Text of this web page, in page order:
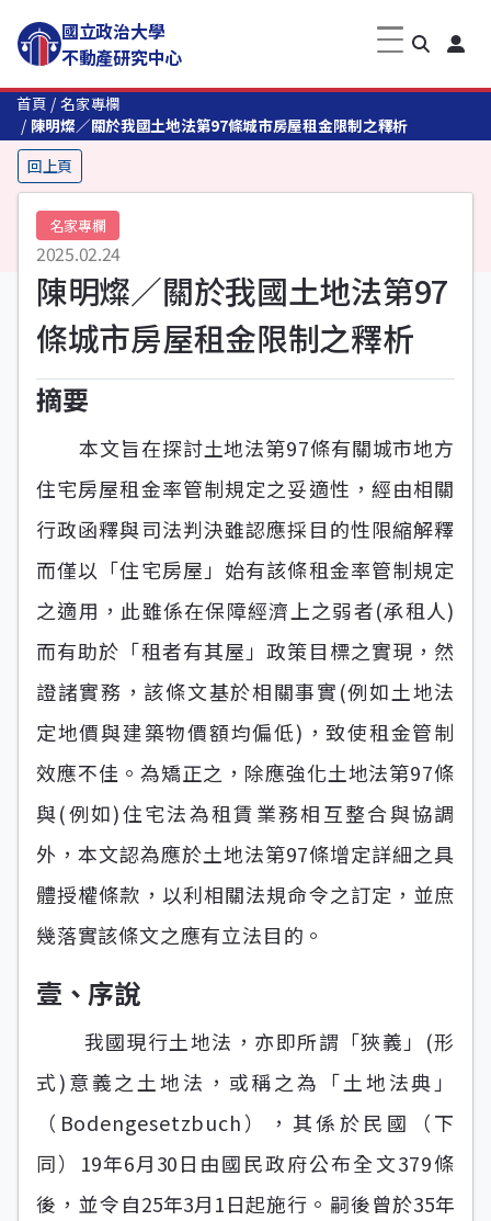
國立政治大學
不動產研究中心
首頁
名家專欄
陳明燦／關於我國土地法第97條城市房屋租金限制之釋析
回上頁
名家專欄
2025.02.24
陳明燦／關於我國土地法第97
條城市房屋租金限制之釋析
摘要
本文旨在探討土地法第97條有關城市地方
住宅房屋租金率管制規定之妥適性，經由相關
行政函釋與司法判決雖認應採目的性限縮解釋
而僅以「住宅房屋」始有該條租金率管制規定
之適用，此雖係在保障經濟上之弱者(承租人)
而有助於「租者有其屋」政策目標之實現，然
證諸實務，該條文基於相關事實(例如土地法
定地價與建築物價額均偏低)，致使租金管制
效應不佳。為矯正之，除應強化土地法第97條
與(例如)住宅法為租賃業務相互整合與協調
外，本文認為應於土地法第97條增定詳細之具
體授權條款，以利相關法規命令之訂定，並庶
幾落實該條文之應有立法目的。
壹、序說
我國現行土地法，亦即所謂「狹義」(形
式)意義之土地法，或稱之為「土地法典」
（Bodengesetzbuch），其係於民國（下
同） 19年6月30日 由國民政府公布全文379條
後，並令自25年3月1日起施行。嗣後曾於35年